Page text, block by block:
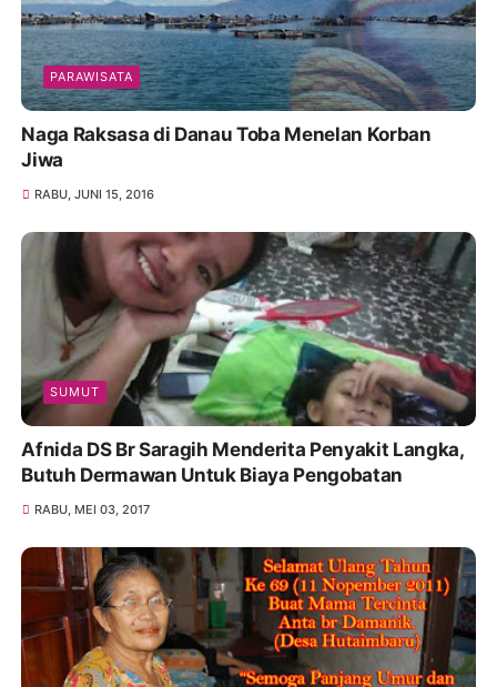
PARAWISATA
Naga Raksasa di Danau Toba Menelan Korban
Jiwa
RABU, JUNI 15, 2016
SUMUT
Afnida DS Br Saragih Menderita Penyakit Langka,
Butuh Dermawan Untuk Biaya Pengobatan
RABU, MEI 03, 2017